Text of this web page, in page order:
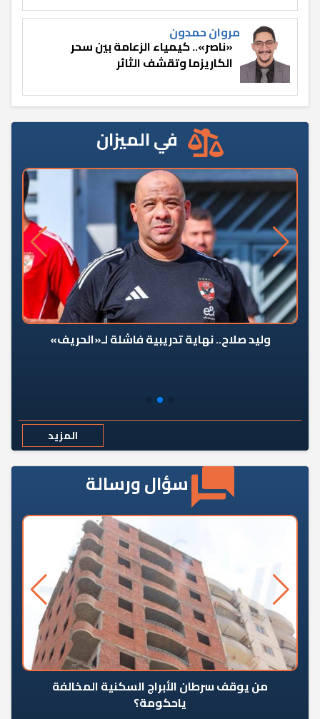
مروان حمدون
«ناصر».. كيمياء الزعامة بين سحر
الكاريزما وتقشف الثائر
في الميزان
وليد صلاح.. نهاية تدريبية فاشلة لـ«الحريف»
المزيد
سؤال ورسالة
من يوقف سرطان الأبراج السكنية المخالفة
ياحكومة؟